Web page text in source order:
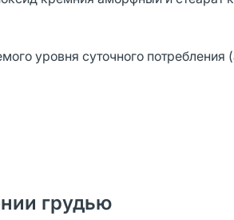
уровня суточного потребления
грудью